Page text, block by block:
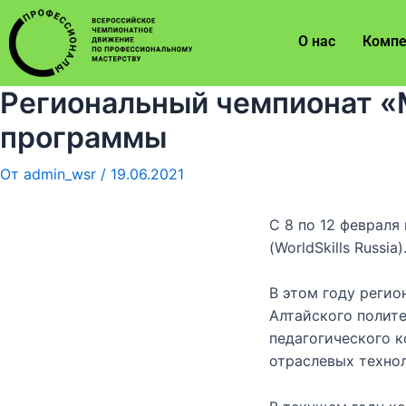
О нас
Региональный чемпионат
программы
От admin_wsr / 19.06.2021
С 8 по 12
(WorldSkills Russia).
В этом году
Алтайского
педагогического
отраслевых